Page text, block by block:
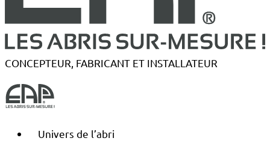
CONCEPTEUR, FABRICANT ET INSTALLATEUR
Univers de l’abri